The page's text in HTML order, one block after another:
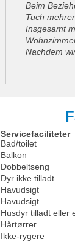
Beim
Tuch
Insgesamt
Nachdem
Servicefaciliteter
Bad/toilet
Balkon
Dobbeltseng
Dyr ikke tilladt
Havudsigt
Havudsigt
Husdyr tilladt eller
Hårtørrer
Ikke-rygere